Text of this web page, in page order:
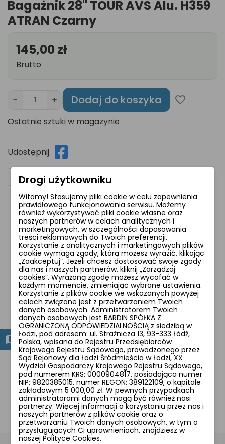
Bagażnik 28" TOUR AVS Alu. H359
ATRAN Czarny
145,00 zł
Brutto
− + Dodaj do koszyka favorite_border
Ostatnie sztuki w magazynie
Udostępnij
Opis Komentarze
Bagażnik aluminiowy regulowany do rowerów o
rozmiarze koła 26' i 28'. Kolor czarny. Uchwyt do
mocowania oświetlenia i pompki. Posiada
sprężynowy docisk do przytrzymania bagażu.
Przystosowany do montażu sakw. W komplecie
zestaw montażowy.
Dwa mocowania w komplecie
1. Możliwość mocowania za pomocą prętów do
ramy (w przypadku posiadania w rowerze tulei
gwintowanych na tylnym widelcu)
2 . Możliwość mocowania po prze błotnik do
szyny. Szyna natomiast jest mocowana do ramy
Drogi użytkowniku
Witamy! Stosujemy pliki cookie w celu zapewnienia
prawidłowego funkcjonowania serwisu. Możemy
również wykorzystywać pliki cookie własne oraz
naszych partnerów w celach analitycznych i
marketingowych, w szczególności dopasowania
treści reklamowych do Twoich preferencji.
Korzystanie z analitycznych i marketingowych plików
cookie wymaga zgody, którą możesz wyrazić, klikając
„Zaakceptuj”. Jeżeli chcesz dostosować swoje zgody
dla nas i naszych partnerów, kliknij „Zarządzaj
cookies”. Wyrażoną zgodę możesz wycofać w
każdym momencie, zmieniając wybrane ustawienia.
Korzystanie z plików cookie we wskazanych powyżej
celach związane jest z przetwarzaniem Twoich
danych osobowych. Administratorem Twoich
danych osobowych jest BARDIN SPÓŁKA Z
OGRANICZONĄ ODPOWIEDZIALNOŚCIĄ z siedzibą w
Łodzi, pod adresem: ul. Strażnicza 13, 93-333 Łódź,
Polska, wpisana do Rejestru Przedsiębiorców
Krajowego Rejestru Sądowego, prowadzonego przez
Sąd Rejonowy dla Łodzi Śródmieścia w Łodzi, XX
Wydział Gospodarczy Krajowego Rejestru Sądowego,
pod numerem KRS: 0000904817, posiadająca numer
NIP: 9820385015, numer REGON: 389122109, o kapitale
zakładowym 5 000,00 zł. W pewnych przypadkach
administratorami danych mogą być również nasi
partnerzy. Więcej informacji o korzystaniu przez nas i
naszych partnerów z plików cookie oraz o
przetwarzaniu Twoich danych osobowych, w tym o
przysługujących Ci uprawnieniach, znajdziesz w
naszej Polityce Cookies.